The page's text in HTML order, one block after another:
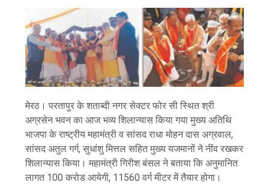
मेरठ। परतापुर के शताब्दी नगर सेक्टर फोर सी स्थित श्री
अग्रसेन भवन का आज भव्य शिलान्यास किया गया मुख्य अतिथि
भाजपा के राष्ट्रीय महामंत्री व सांसद राधा मोहन दास अग्रवाल,
सांसद अतुल गर्ग, सुधांशु मित्तल सहित मुख्य यजमानों ने नींव रखकर
शिलान्यास किया। महामंत्री गिरीश बंसल ने बताया कि अनुमानित
लागत 100 करोड आयेगी, 11560 वर्ग मीटर में तैयार होगा।